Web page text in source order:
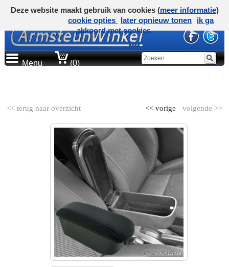
Menu (0)
<< terug naar overzicht volgende >>
<< vorige
Deze website maakt gebruik van cookies (meer informatie)
cookie opties
later opnieuw tonen
ik ga
akkoord met cookies